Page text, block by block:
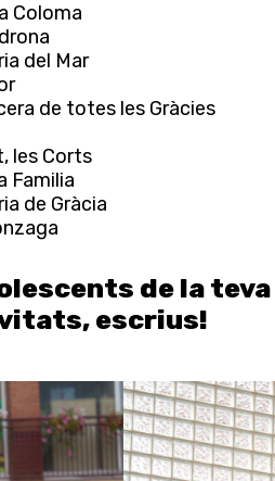
Coloma
del Mar
de totes les Gràcies
les Corts
Familia
de Gràcia
de la
escrius!